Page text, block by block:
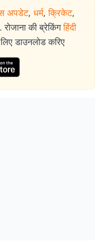
अपडेट, धर्म, क्रिकेट,
की ब्रेकिंग हिंदी
डाउनलोड करिए